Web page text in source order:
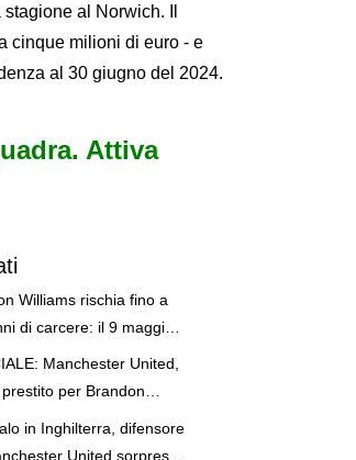
al Norwich. Il
cinque milioni di euro - e
al 30 giugno del 2024.
Attiva
Williams rischia fino a
di carcere: il 9 maggio
Manchester United,
per Brandon
firma per l'Ipswich Town
in Inghilterra, difensore
United sorpreso